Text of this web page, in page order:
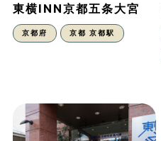
東横INN京都五条大宮
京都府 京都 京都駅